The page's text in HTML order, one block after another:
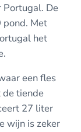
De
Met
het
een fles
de tiende
27 liter
wijn is zeker